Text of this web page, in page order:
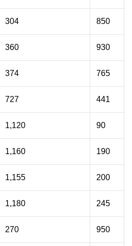
304 850
360 930
374 765
727 441
1,120 90
1,160 190
1,155 200
1,180 245
270 950